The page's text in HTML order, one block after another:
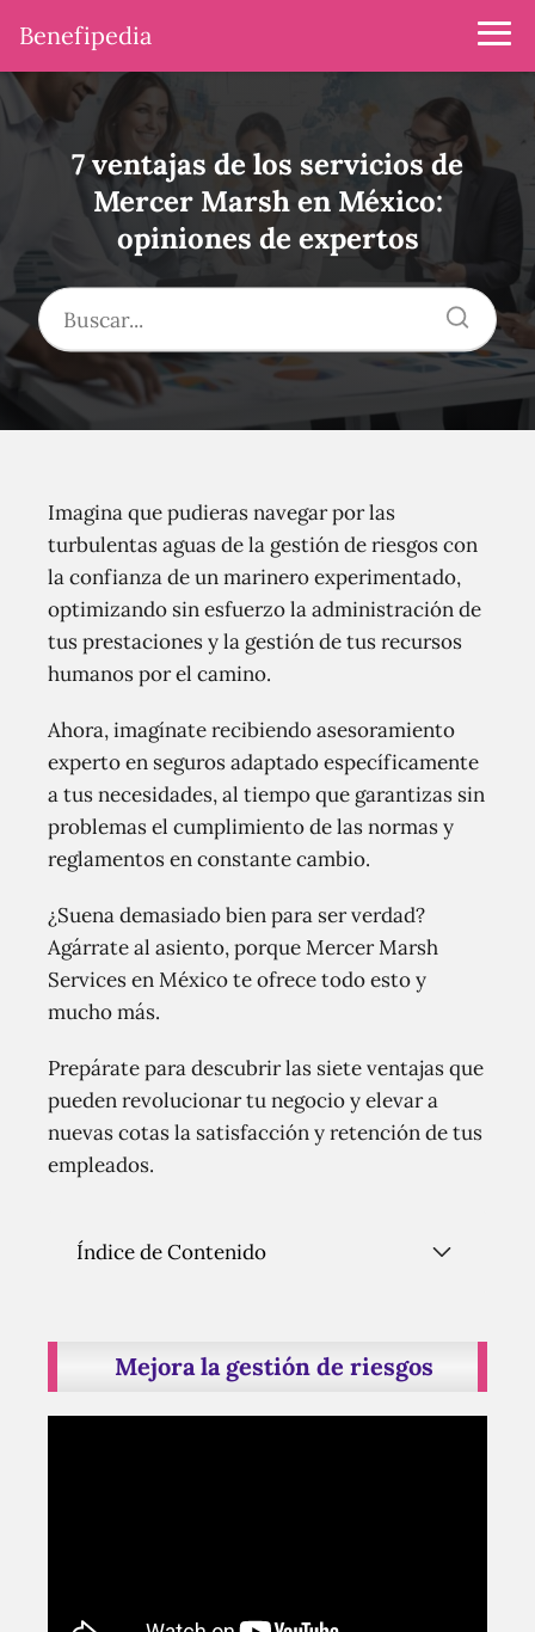
Benefipedia
7 ventajas de los servicios de
Mercer Marsh en México:
opiniones de expertos
Imagina que pudieras navegar por las
turbulentas aguas de la gestión de riesgos con
la confianza de un marinero experimentado,
optimizando sin esfuerzo la administración de
tus prestaciones y la gestión de tus recursos
humanos por el camino.
Ahora, imagínate recibiendo asesoramiento
experto en seguros adaptado específicamente
a tus necesidades, al tiempo que garantizas sin
problemas el cumplimiento de las normas y
reglamentos en constante cambio.
¿Suena demasiado bien para ser verdad?
Agárrate al asiento, porque Mercer Marsh
Services en México te ofrece todo esto y
mucho más.
Prepárate para descubrir las siete ventajas que
pueden revolucionar tu negocio y elevar a
nuevas cotas la satisfacción y retención de tus
empleados.
Índice de Contenido
Mejora la gestión de riesgos